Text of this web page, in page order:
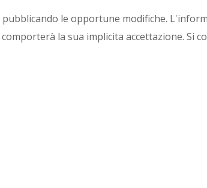
le opportune modifiche.
la sua implicita accettazione. Si